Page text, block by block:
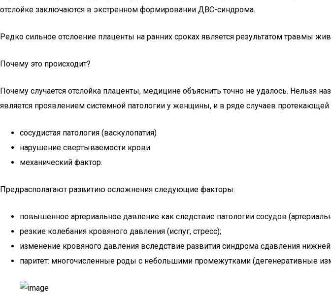
отслойке заключаются в экстренном формировании ДВС-синдрома.
Редко сильное отслоение плаценты на ранних сроках является результатом травмы
Почему это происходит?
Почему случается отслойка плаценты, медицине объяснить точно не удалось. Нельзя
является проявлением системной патологии у женщины, и в ряде случаев
сосудистая патология (васкулопатия)
нарушение свертываемости крови
механический фактор.
Предрасполагают развитию осложнения следующие факторы:
повышенное артериальное давление как следствие патологии сосудов
резкие колебания кровяного давления (испуг, стресс);
изменение кровяного давления вследствие развития синдрома сдавления
паритет: многочисленные роды с небольшими промежутками (дегенеративные